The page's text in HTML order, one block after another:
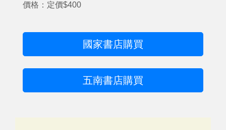
價格：定價$400
國家書店購買
五南書店購買